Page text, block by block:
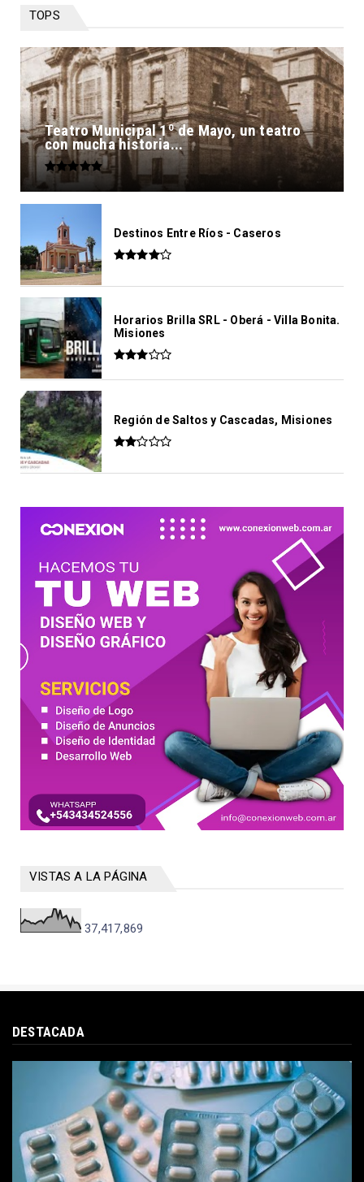
TOPS
Teatro Municipal 1º de Mayo, un teatro
con mucha historia...
Destinos Entre Ríos - Caseros
Horarios Brilla SRL - Oberá - Villa Bonita.
Misiones
Región de Saltos y Cascadas, Misiones
VISTAS A LA PÁGINA
37,417,869
DESTACADA